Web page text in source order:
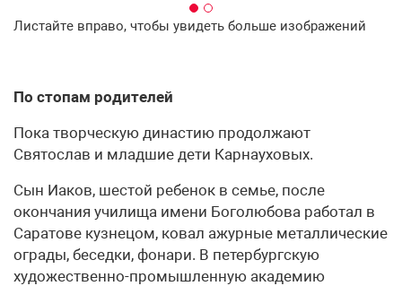
Листайте вправо, чтобы увидеть больше изображений
По стопам родителей
Пока творческую династию продолжают
Святослав и младшие дети Карнауховых.
Сын Иаков, шестой ребенок в семье, после
окончания училища имени Боголюбова работал в
Саратове кузнецом, ковал ажурные металлические
ограды, беседки, фонари. В петербургскую
художественно-промышленную академию